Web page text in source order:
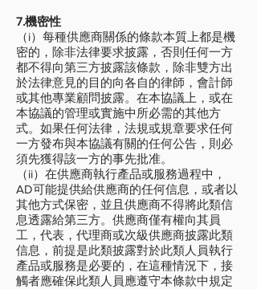
7.機密性
（i）每種供應商關係的條款本質上都是機
密的，除非法律要求披露，否則任何一方
都不得向第三方披露該條款，除非雙方出
於法律意見的目的向各自的律師，會計師
或其他專業顧問披露。在本協議上，或在
本協議的管理或實施中所必需的其他方
式。如果任何法律，法規或規章要求任何
一方發布與本協議有關的任何公告，則必
須先獲得該一方的事先批准。
（ii）在供應商執行產品或服務過程中，
AD可能提供給供應商的任何信息，或者以
其他方式保密，並且供應商不得將此類信
息透露給第三方。供應商僅有權向其員
工，代表，代理商或次級供應商披露此類
信息，前提是此類披露對於此類人員執行
產品或服務是必要的，在這種情況下，接
觸者應確保此類人員應遵守本條款中規定